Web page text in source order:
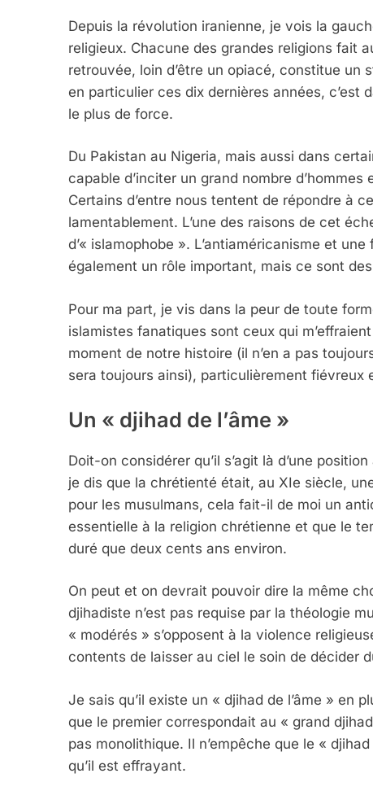
Depuis la révolution iranienne, je vois la
religieux. Chacune des grandes religions fait
retrouvée, loin d’être un opiacé, constitue un
en particulier ces dix dernières années, c’est
le plus de force.
Du Pakistan au Nigeria, mais aussi dans
capable d’inciter un grand nombre
Certains d’entre nous tentent de répondre à
lamentablement. L’une des raisons de cet
d’« islamophobe ». L’antiaméricanisme et
également un rôle important, mais ce sont
Pour ma part, je vis dans la peur de toute
islamistes fanatiques sont ceux qui
moment de notre histoire (il n’en a pas
sera toujours ainsi), particulièrement fiévreux
Un « djihad de l’âme »
Doit-on considérer qu’il s’agit là d’une
je dis que la chrétienté était, au XIe siècle,
pour les musulmans, cela fait-il de moi un
essentielle à la religion chrétienne et que le
duré que deux cents ans environ.
On peut et on devrait pouvoir dire la même
djihadiste n’est pas requise par la théologie
« modérés » s’opposent à la violence
contents de laisser au ciel le soin de décider
Je sais qu’il existe un « djihad de l’âme » en
que le premier correspondait au « grand
pas monolithique. Il n’empêche que le «
qu’il est effrayant.